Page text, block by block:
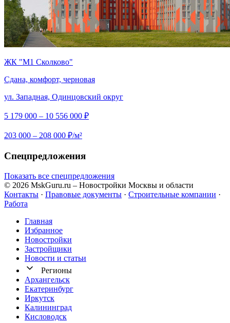
ЖК "М1 Сколково"
Сдана, комфорт, черновая
ул. Западная, Одинцовский округ
5 179 000 – 10 556 000 ₽
203 000 – 208 000 ₽/м²
Спецпредложения
Показать все спецпредложения
© 2026 MskGuru.ru – Новостройки Москвы и области
Контакты · Правовые документы · Строительные компании ·
Работа
Главная
Избранное
Новостр ойки
Застройщики
Новости и статьи
Регионы
Архангельск
Екатеринбург
Иркутск
Калининград
Кисловодск